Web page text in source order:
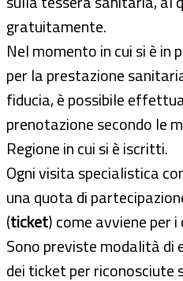
gratuitamente.
Nel momento in cui si è in
per la prestazione
fiducia, è possibile
prenotazione secondo le
Regione in cui si è iscritti.
Ogni visita specialistica
una quota di
(ticket) come avviene per
Sono previste modalità di
dei ticket per riconosciute